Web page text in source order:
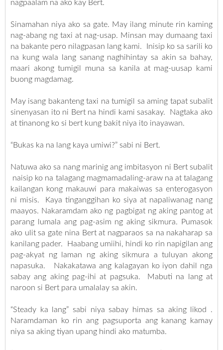
nagpaalam na ako kay Bert.
Sinamahan niya ako sa gate. May ilang minute rin kaming
nag-abang ng taxi at nag-usap. Minsan may dumaang taxi
na bakante pero nilagpasan lang kami. Inisip ko sa sarili ko
na kung wala lang sanang naghihintay sa akin sa bahay,
maari akong tumigil muna sa kanila at mag-uusap kami
buong magdamag.
May isang bakanteng taxi na tumigil sa aming tapat subalit
sinenyasan ito ni Bert na hindi kami sasakay. Nagtaka ako
at tinanong ko si bert kung bakit niya ito inayawan.
“Bukas ka na lang kaya umiwi?” sabi ni Bert.
Natuwa ako sa nang marinig ang imbitasyon ni Bert subalit
naisip ko na talagang magmamadaling-araw na at talagang
kailangan kong makauwi para makaiwas sa enterogasyon
ni misis. Kaya tinganggihan ko siya at napaliwanag nang
maayos. Nakaramdam ako ng pagbigat ng aking pantog at
parang lumala ang pag-asim ng aking sikmura. Pumasok
ako ulit sa gate nina Bert at nagparaos sa na nakaharap sa
kanilang pader. Haabang umiihi, hindi ko rin napigilan ang
pag-akyat ng laman ng aking sikmura a tuluyan akong
napasuka. Nakakatawa ang kalagayan ko iyon dahil nga
sabay ang aking pag-ihi at pagsuka. Mabuti na lang at
naroon si Bert para umalalay sa akin.
“Steady ka lang” sabi niya sabay himas sa aking likod .
Naramdaman ko rin ang pagsuporta ang kanang kamay
niya sa aking tiyan upang hindi ako matumba.